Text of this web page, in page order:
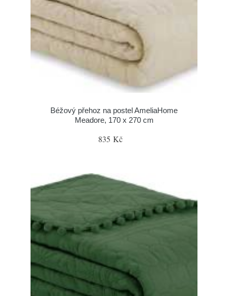
Béžový přehoz na postel AmeliaHome
Meadore, 170 x 270 cm
835 Kč